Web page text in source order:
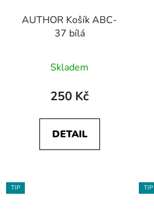
AUTHOR Košík ABC-
37 bílá
Skladem
250 Kč
DETAIL
TIP TIP